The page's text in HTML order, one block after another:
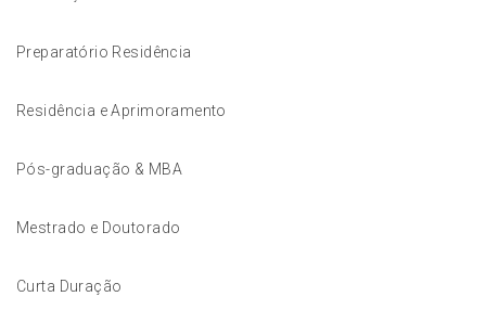
Preparatório Residência
Residência e Aprimoramento
Pós-graduação & MBA
Mestrado e Doutorado
Curta Duração